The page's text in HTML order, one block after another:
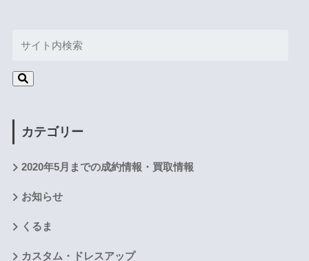
カテゴリー
2020年5月までの成約情報・買取情報
お知らせ
くるま
カスタム・ドレスアップ